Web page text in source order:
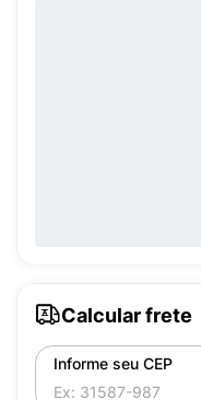
Calcular frete
Informe seu CEP